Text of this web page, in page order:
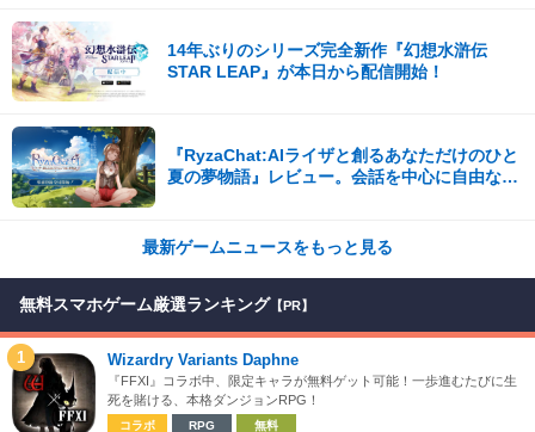
14年ぶりのシリーズ完全新作『幻想水滸伝
STAR LEAP』が本日から配信開始！
『RyzaChat:AIライザと創るあなただけのひと
夏の夢物語』レビュー。会話を中心に自由な冒
最新ゲームニュースをもっと見る
無料スマホゲーム厳選ランキング 【PR】
1 Wizardry Variants Daphne
『FFXI』コラボ中、限定キャラが無料ゲット可能！一歩進むたびに生
死を賭ける、本格ダンジョンRPG！
コラボ RPG 無料